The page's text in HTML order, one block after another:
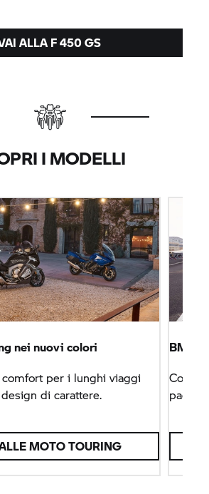
ALLA F 450 GS
I MODELLI
nei nuovi colori
per i lunghi viaggi
di carattere.
MOTO TOURING
BMW
Con il